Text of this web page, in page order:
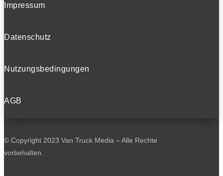
Impressum
Datenschutz
Nutzungsbedingungen
AGB
© Copyright 2023 Van Truck Media – Alle Rechte
vorbehalten.